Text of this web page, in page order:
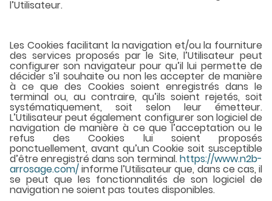
l’Utilisateur.
Les Cookies facilitant la navigation et/ou la fourniture
des services proposés par le Site, l’Utilisateur peut
configurer son navigateur pour qu’il lui permette de
décider s’il souhaite ou non les accepter de manière
à ce que des Cookies soient enregistrés dans le
terminal ou, au contraire, qu’ils soient rejetés, soit
systématiquement, soit selon leur émetteur.
L’Utilisateur peut également configurer son logiciel de
navigation de manière à ce que l’acceptation ou le
refus des Cookies lui soient proposés
ponctuellement, avant qu’un Cookie soit susceptible
d’être enregistré dans son terminal.https://www.n2b-
arrosage.com/informe l’Utilisateur que, dans ce cas, il
se peut que les fonctionnalités de son logiciel de
navigation ne soient pas toutes disponibles.